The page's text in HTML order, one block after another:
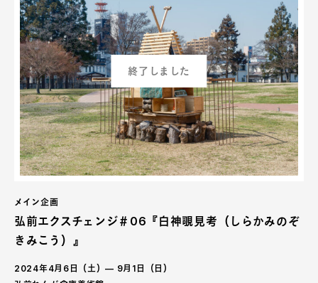
終了しました
メイン企画
弘前エクスチェンジ＃06『白神覗見考（しらかみのぞ
きみこう）』
2024年4月6日（土）— 9月1日（日）